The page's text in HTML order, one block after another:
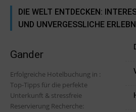
DIE WELT ENTDECKEN:
UND UNVERGESSLICHE
Gander
Erfolgreiche Hotelbuchung in :
Top-Tipps für die perfekte
Unterkunft & stressfreie
Reservierung Recherche: